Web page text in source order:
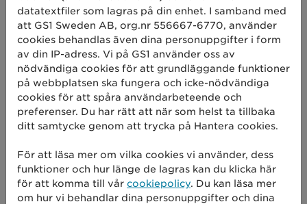
Deltar i samtalet görPer A Ekstrand,
Handelsexpert, delägare och analyschef USP:ar
- IDEI Concepts,Stina Thorgerzon,
marknadsdirektör Coop Sverige ochMårten
Tenne, handlare ICA Maxi Nyköping.
Samtalet modereras av Cecilia Anneling,
Svensk Dagligvaruhandel.
datatextfiler som lagras på din enhet. I samband med
att GS1 Sweden AB, org.nr 556667-6770, använder
cookies behandlas även dina personuppgifter i form
av din IP-adress. Vi på GS1 använder oss av
nödvändiga cookies för att grundläggande funktioner
på webbplatsen ska fungera och icke-nödvändiga
cookies för att spåra användarbeteende och
preferenser. Du har rätt att när som helst ta tillbaka
ditt samtycke genom att trycka på Hantera cookies.
För att läsa mer om vilka cookies vi använder, dess
funktioner och hur länge de lagras kan du klicka här
för att komma till vår cookiepolicy. Du kan läsa mer
om hur vi behandlar dina personuppgifter och dina